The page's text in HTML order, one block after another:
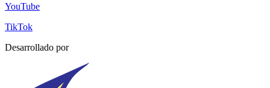
YouTube
TikTok
Desarrollado por